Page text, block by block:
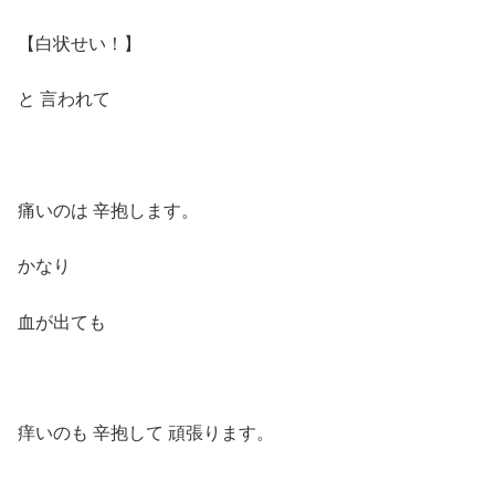
【白状せい！】
と 言われて
痛いのは 辛抱します。
かなり
血が出ても
痒いのも 辛抱して 頑張ります。